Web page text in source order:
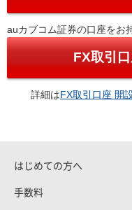
auカブコム証券の口座をお
FX取引
詳細はFX取引口座 開
はじめての方へ
手数料